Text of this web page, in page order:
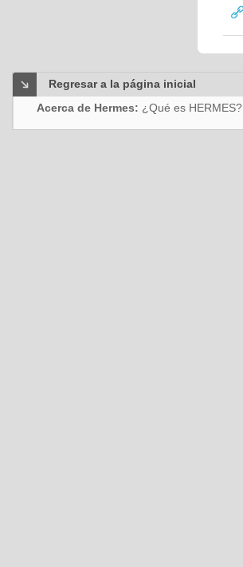
Regresar a la página inicial
Acerca de Hermes: ¿Qué es HERMES?